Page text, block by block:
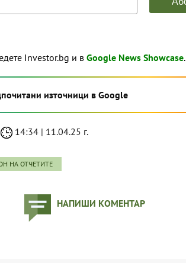
Investor.bg и в Google News Showcase.
източници в Google
14:34 | 11.04.25 г.
НА ОТЧЕТИТЕ
НАПИШИ КОМЕНТАР